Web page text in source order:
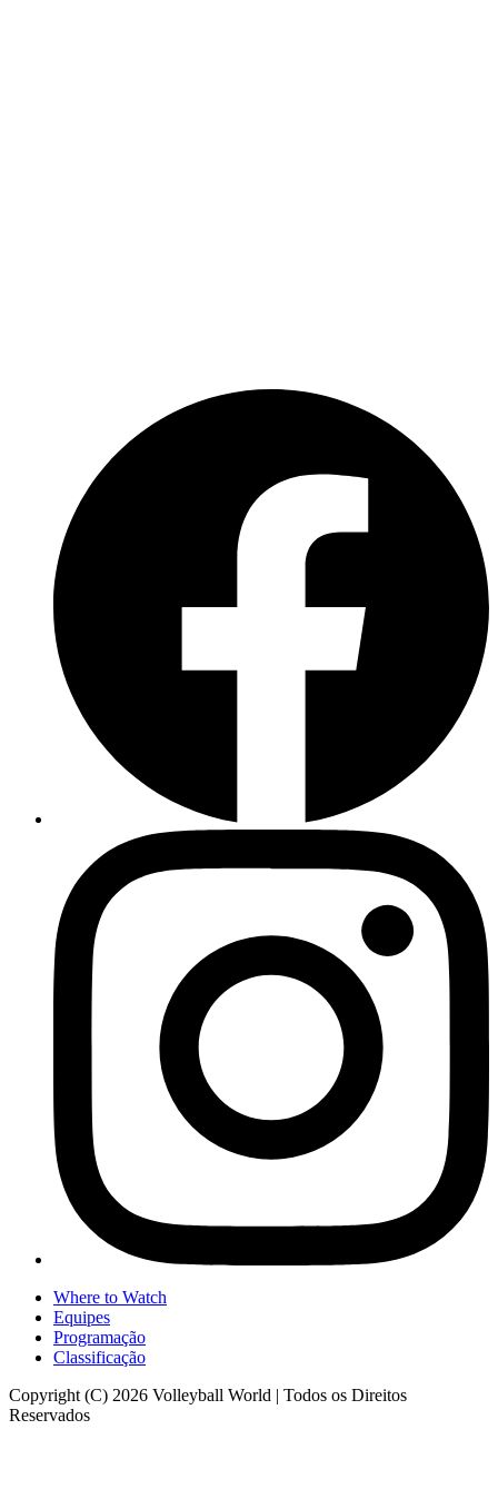
Where to Watch
Equipes
Programação
Classificação
Copyright (C) 2026 Volleyball World | Todos os Direitos
Reservados